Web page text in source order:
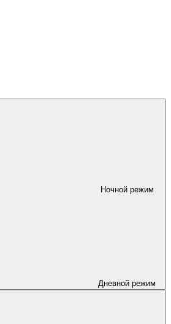
Ночной режим
Дневной режим